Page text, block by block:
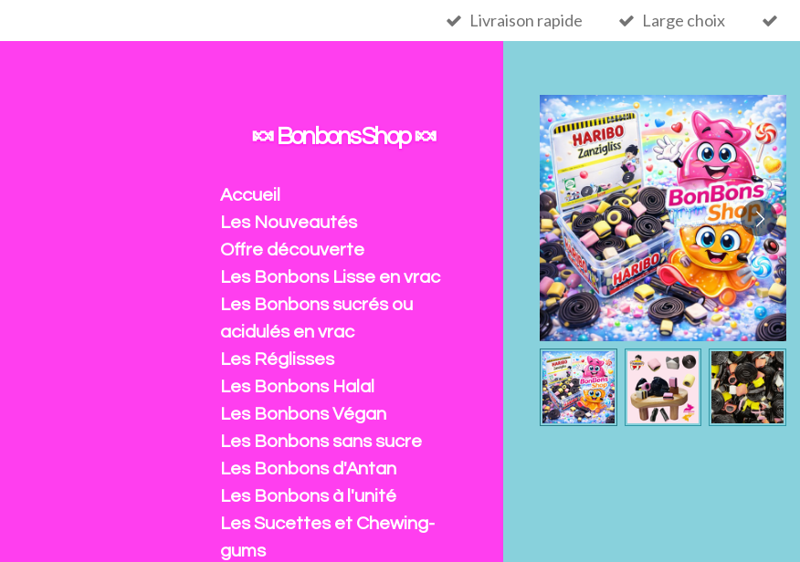
au
Livraison rapide Large choix
🍬 Bonbons Shop 🍬
Accueil
Les Nouveautés
Offre découverte
Les Bonbons Lisse en vrac
Les Bonbons sucrés ou
acidulés en vrac
Les Réglisses
Les Bonbons Halal
Les Bonbons Végan
Les Bonbons sans sucre
Les Bonbons d'Antan
Les Bonbons à l'unité
Les Sucettes et Chewing-
gums